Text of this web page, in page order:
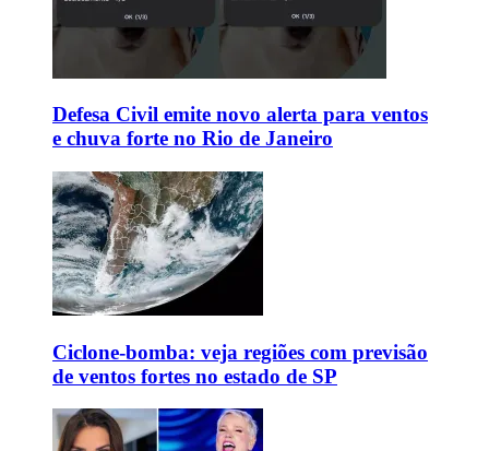
Defesa Civil emite novo alerta para ventos
e chuva forte no Rio de Janeiro
Ciclone-bomba: veja regiões com previsão
de ventos fortes no estado de SP